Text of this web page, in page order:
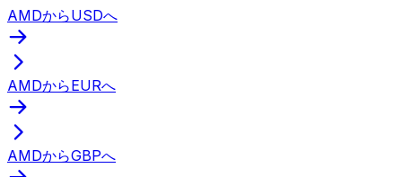
AMDからUSDへ
AMDからEURへ
AMDからGBPへ